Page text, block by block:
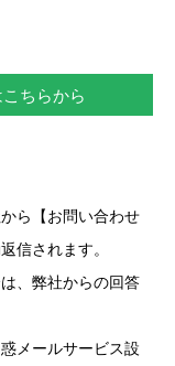
ちらから
ら【お問い合わせ
信されます。
、弊社からの回答
メールサービス設